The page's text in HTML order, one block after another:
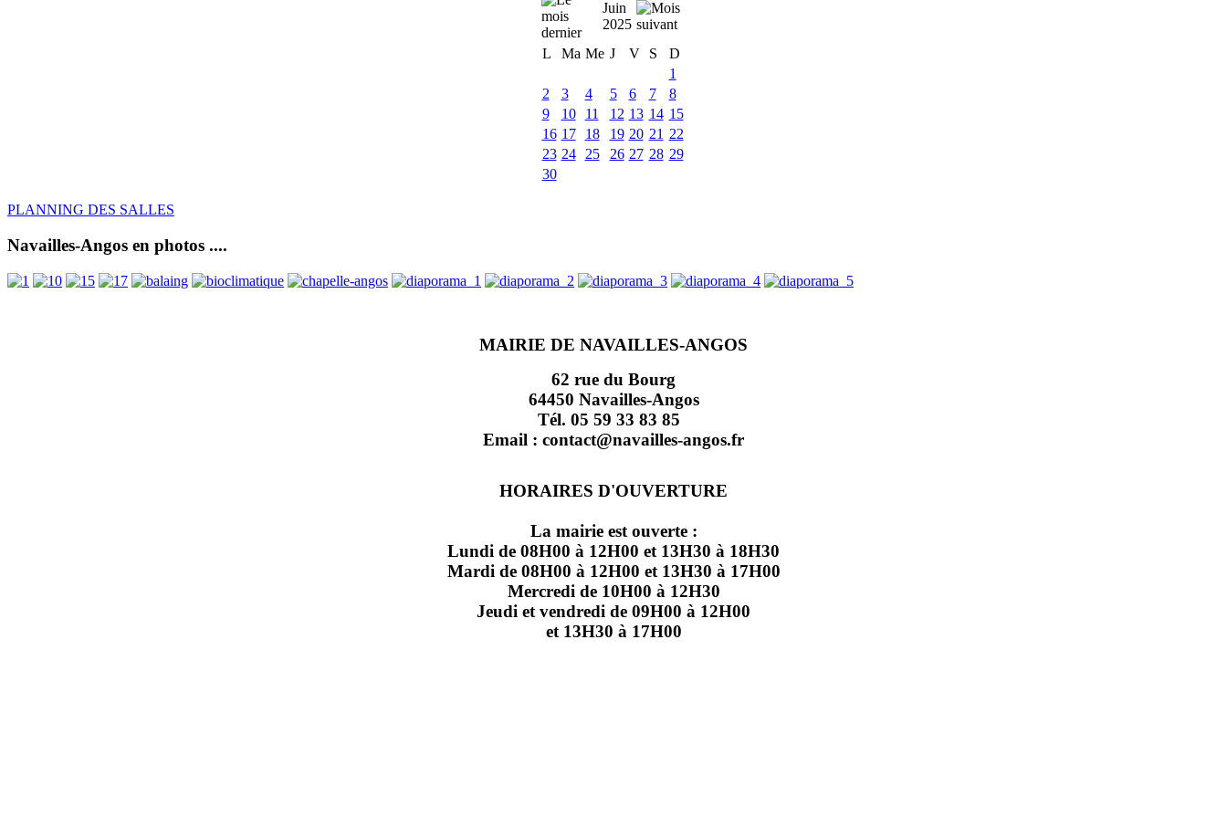
Juin
2025
L
Ma Me J V S
D
1
2
3 4 5 6 7
8
9
10 11 12 13 14 15
16 17 18 19 20 21 22
23 24 25 26 27 28 29
30
PLANNING DES SALLES
Navailles-Angos en photos ....
MAIRIE DE NAVAILLES-ANGOS
62 rue du Bourg
64450 Navailles-Angos
Tél. 05 59 33 83 85
Email : contact@navailles-angos.fr
HORAIRES D'OUVERTURE
La mairie est ouverte :
Lundi de 08H00 à 12H00 et 13H30 à 18H30
Mardi de 08H00 à 12H00 et 13H30 à 17H00
Mercredi de 10H00 à 12H30
Jeudi et vendredi de 09H00 à 12H00
et 13H30 à 17H00